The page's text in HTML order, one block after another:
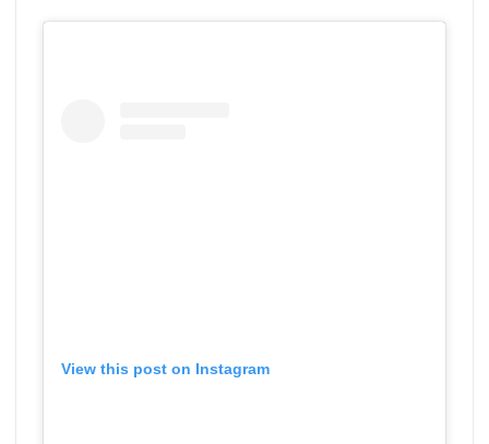
View this post on Instagram